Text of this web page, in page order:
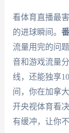
看体育直播最
的进球瞬间。
流量用完的问
音和游戏流量
线，还能独享
间，你在加拿
开央视体育看
有缓冲，让你